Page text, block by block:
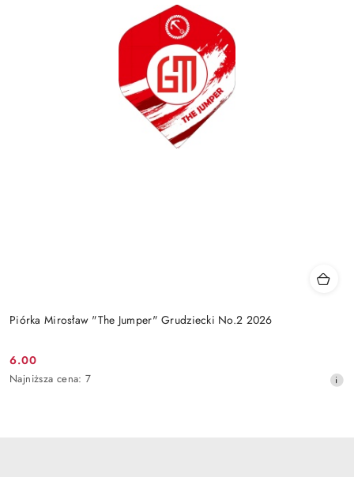
Piórka Mirosław "The Jumper" Grudziecki No.2 2026
Cena
promocyjna:
6.00
Najniższa
Najniższa cena: 7